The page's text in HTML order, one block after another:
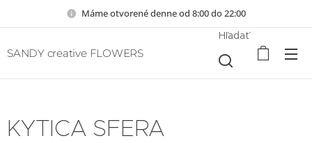
Máme otvorené denne od 8:00 do 22:00
SANDY creative FLOWERS
Hľadať
KYTICA SFERA